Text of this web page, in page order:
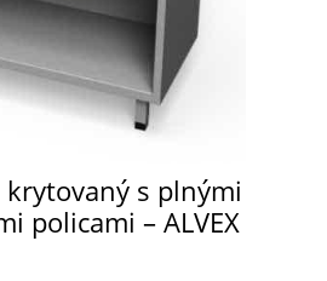
krytovaný s plnými
policami – ALVEX